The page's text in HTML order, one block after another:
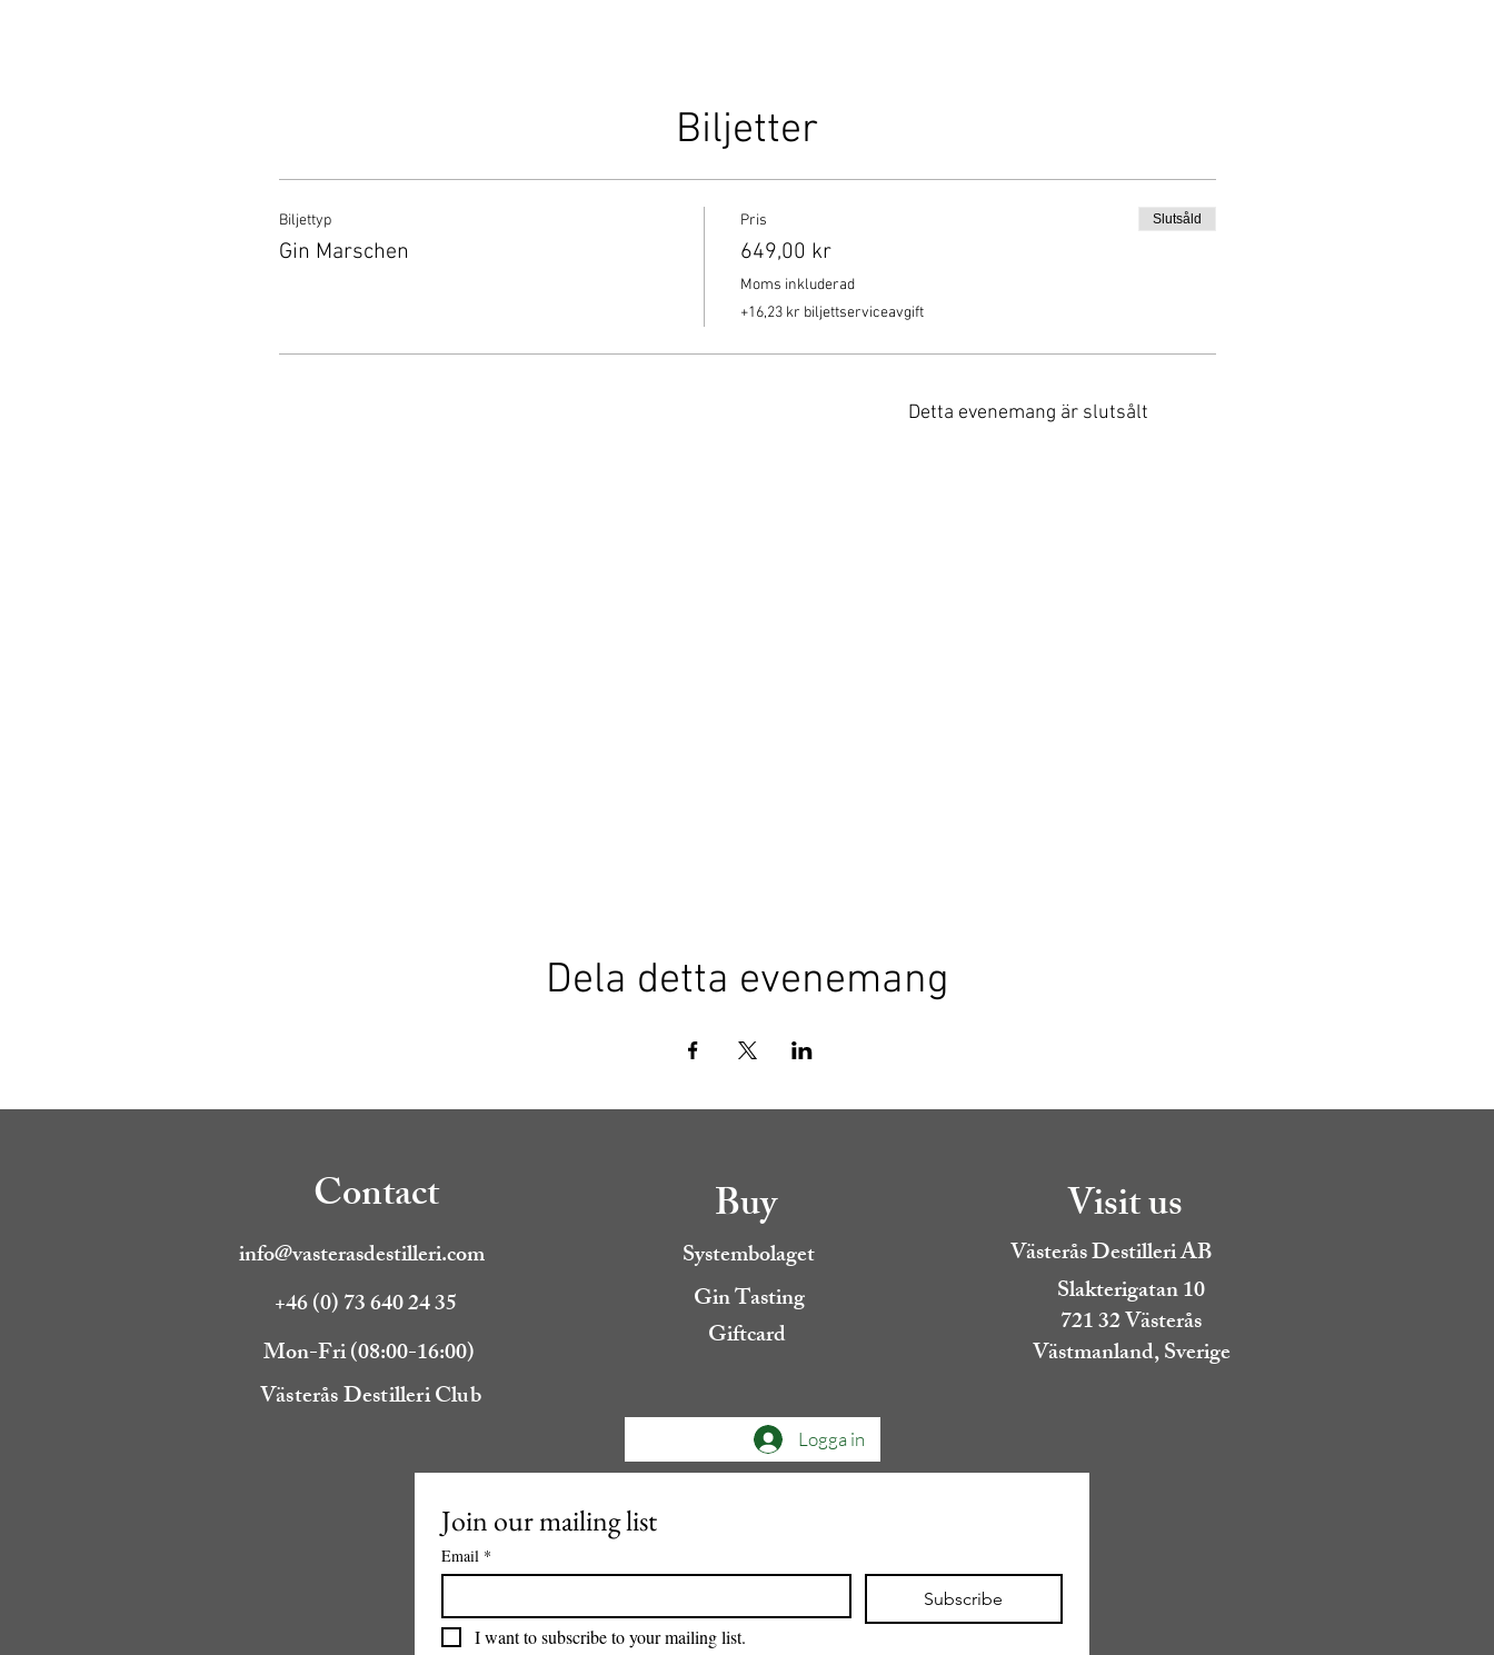
Biljetter
Biljettyp
Gin Marschen
Pris
649,00 kr
Moms inkluderad
+16,23 kr biljettserviceavgift
Slutsåld
Detta evenemang är slutsålt
Dela detta evenemang
Contact
info@vasterasdestilleri.com
+46 (0) 73 640 24 35
Mon-Fri (08:00-16:00)
Buy
Systembolaget
Gin Tasting
Giftcard
Visit us
Västerås Destilleri AB
Slakterigatan 10
721 32 Västerås
Västmanland, Sverige
Västerås Destilleri Club
Logga in
Join our mailing list
Email *
Subscribe
I want to subscribe to your mailing list.